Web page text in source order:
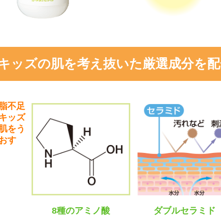
ッズの肌を考え抜いた厳選成分を
不足
ッズ
をう
す
8種のアミノ酸 ダブルセラミド